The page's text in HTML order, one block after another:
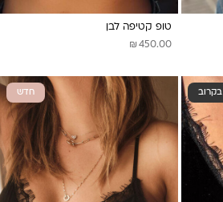
טופ קטיפה לבן
₪ 450.00
בקרוב חדש